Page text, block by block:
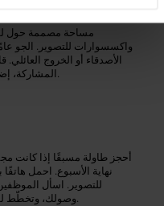
مساحة مصممة حول
واكسسوارات للتصوير. الجو
الأصدقاء أو الخروج
المشاركة، إضافة إلى كوكتيلات ومشروبات غير كحولية.
أحجز طاولة مسبقًا إذا كانت
نهاية الأسبوع. احمل هاتفًا
للتصوير. اسأل
وصولك، وتخطّط لوصول جماعي واحد لتجلسوا معًا بسهولة.